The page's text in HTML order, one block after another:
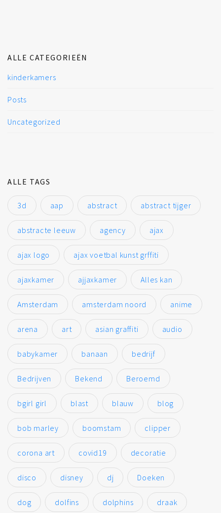
ALLE CATEGORIEËN
kinderkamers
Posts
Uncategorized
ALLE TAGS
3d aap abstract abstract tijger
abstracte leeuw agency ajax
ajax logo ajax voetbal kunst grffiti
ajaxkamer ajjaxkamer Alles kan
Amsterdam amsterdam noord anime
arena art asian graffiti audio
babykamer banaan bedrijf
Bedrijven Bekend Beroemd
bgirl girl blast blauw blog
bob marley boomstam clipper
corona art covid19 decoratie
disco disney dj Doeken
dog dolfins dolphins draak